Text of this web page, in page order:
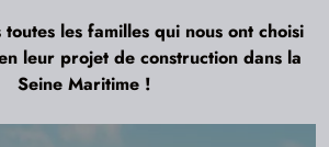
les familles qui nous ont choisi
leur projet de construction dans la
Seine Maritime !